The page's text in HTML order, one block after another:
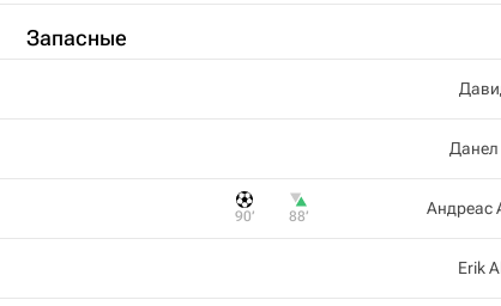
Запасные
Андреас
88‎’‎
90‎’‎
Erik